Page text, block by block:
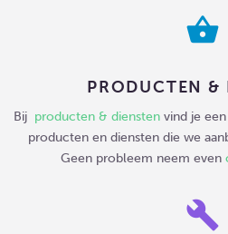
shopping_basket
PRODUCTEN &
Bij producten & diensten vind je
producten en diensten die we
Geen probleem neem even
build